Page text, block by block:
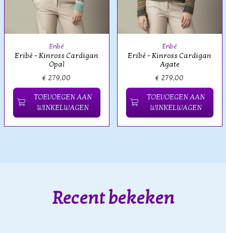
Eribé
Eribé - Kinross Cardigan
Opal
€ 279,00
TOEVOEGEN AAN
WINKELWAGEN
Eribé
Eribé - Kinross Cardigan
Agate
€ 279,00
TOEVOEGEN AAN
WINKELWAGEN
Recent bekeken